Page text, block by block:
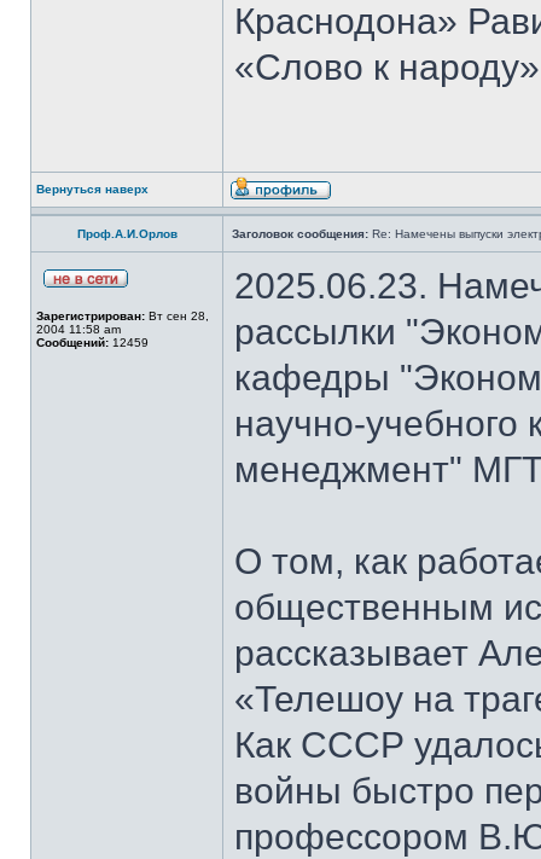
Краснодона»
«Слово к
Вернуться наверх
Проф.А.И.Орлов Заголовок сообщения: Re: Намечены выпуски
Зарегистрирован: Вт сен 28,
2004 11:58 am
Сообщений: 12459
2025.06.23.
рассылки
кафедры
научно-
менеджмент"
О том, как
общественным
рассказывает
«Телешоу на
Как СССР
войны быстро
профессором